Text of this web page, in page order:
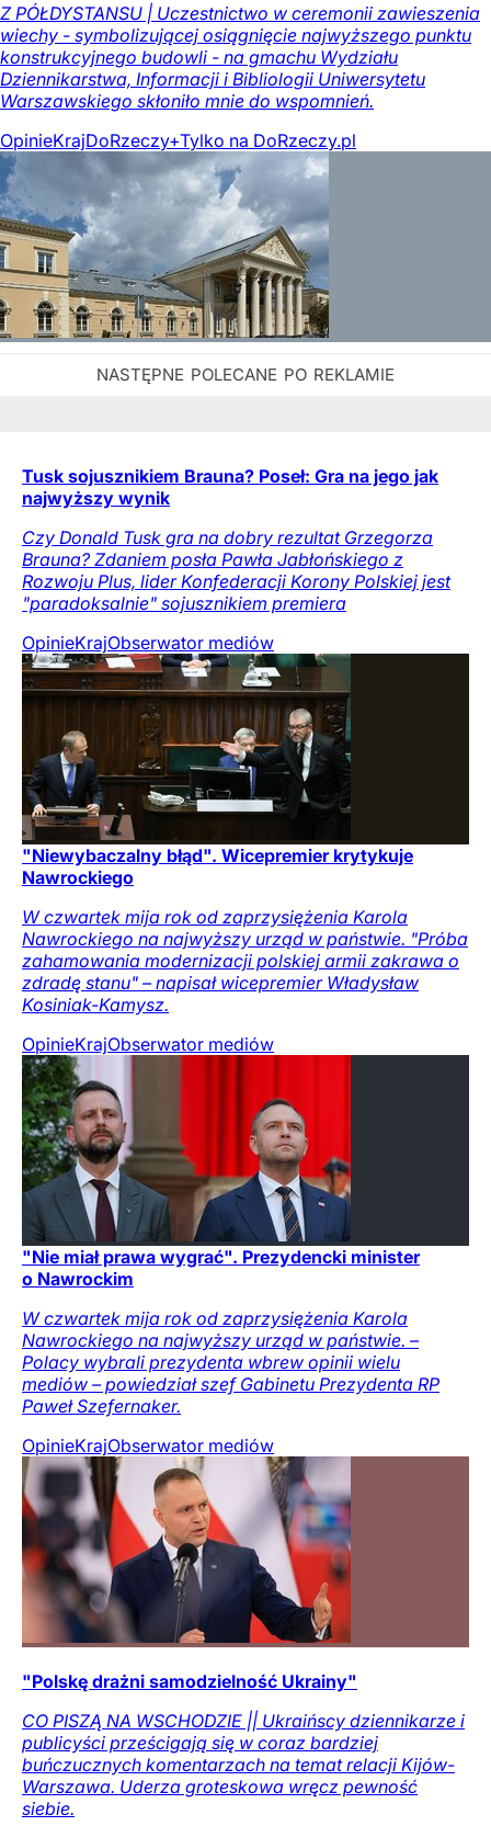
Z PÓŁDYSTANSU | Uczestnictwo w ceremonii zawieszenia
wiechy - symbolizującej osiągnięcie najwyższego punktu
konstrukcyjnego budowli - na gmachu Wydziału
Dziennikarstwa, Informacji i Bibliologii Uniwersytetu
Warszawskiego skłoniło mnie do wspomnień.
OpinieKrajDoRzeczy+Tylko na DoRzeczy.pl
Tusk sojusznikiem Brauna? Poseł: Gra na jego jak
najwyższy wynik
Czy Donald Tusk gra na dobry rezultat Grzegorza
Brauna? Zdaniem posła Pawła Jabłońskiego z
Rozwoju Plus, lider Konfederacji Korony Polskiej jest
"paradoksalnie" sojusznikiem premiera
OpinieKrajObserwator mediów
"Niewybaczalny błąd". Wicepremier krytykuje
Nawrockiego
W czwartek mija rok od zaprzysiężenia Karola
Nawrockiego na najwyższy urząd w państwie. "Próba
zahamowania modernizacji polskiej armii zakrawa o
zdradę stanu" – napisał wicepremier Władysław
Kosiniak-Kamysz.
OpinieKrajObserwator mediów
"Nie miał prawa wygrać". Prezydencki minister
o Nawrockim
W czwartek mija rok od zaprzysiężenia Karola
Nawrockiego na najwyższy urząd w państwie. –
Polacy wybrali prezydenta wbrew opinii wielu
mediów – powiedział szef Gabinetu Prezydenta RP
Paweł Szefernaker.
OpinieKrajObserwator mediów
"Polskę drażni samodzielność Ukrainy"
CO PISZĄ NA WSCHODZIE || Ukraińscy dziennikarze i
publicyści prześcigają się w coraz bardziej
buńczucznych komentarzach na temat relacji Kijów-
Warszawa. Uderza groteskowa wręcz pewność
siebie.